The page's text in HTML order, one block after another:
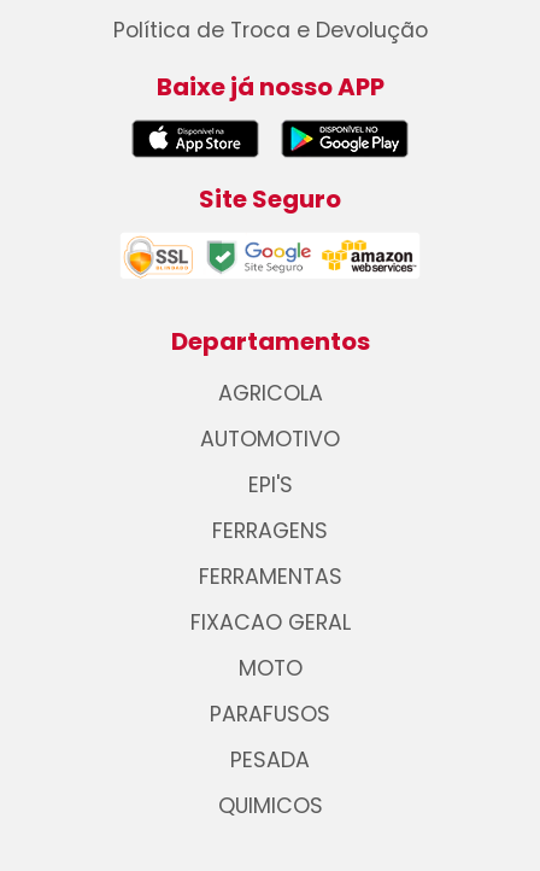
Política de Troca e Devolução
Baixe já nosso APP
Site Seguro
Departamentos
AGRICOLA
AUTOMOTIVO
EPI'S
FERRAGENS
FERRAMENTAS
FIXACAO GERAL
MOTO
PARAFUSOS
PESADA
QUIMICOS